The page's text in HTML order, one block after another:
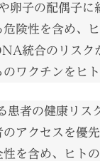
卵子の配偶子
険性を含め、
統合のリス
ワクチンをヒ
者の健康リス
のアクセスを
を含め、ヒト